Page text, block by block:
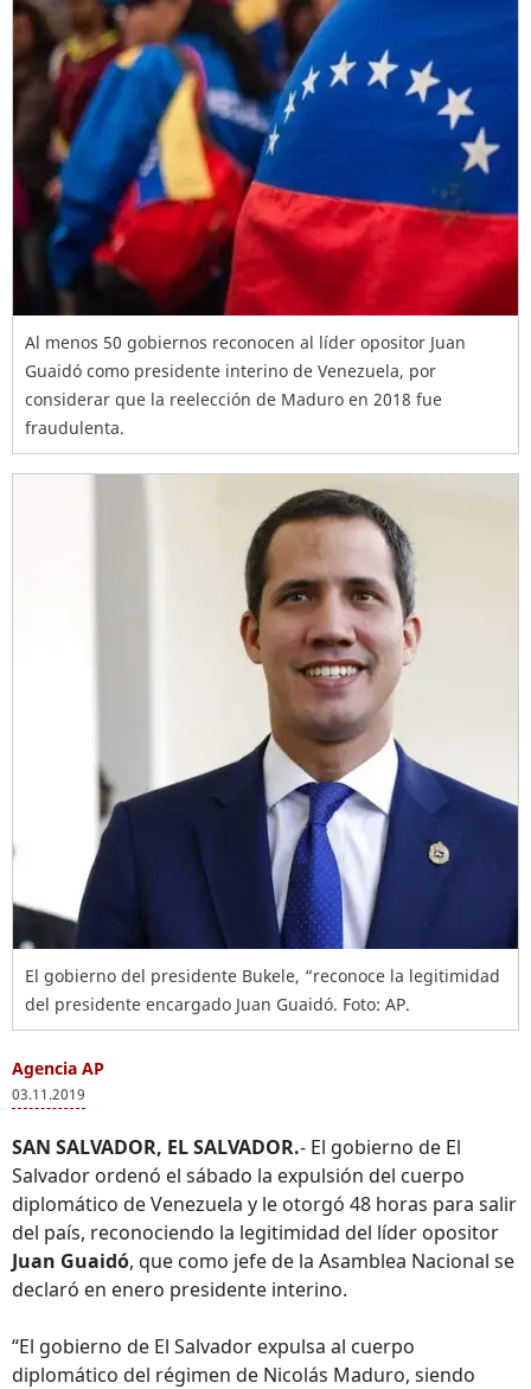
Al menos 50 gobiernos reconocen al líder opositor Juan
Guaidó como presidente interino de Venezuela, por
considerar que la reelección de Maduro en 2018 fue
fraudulenta.
El gobierno del presidente Bukele, “reconoce la legitimidad
del presidente encargado Juan Guaidó. Foto: AP.
Agencia AP
03.11.2019
SAN SALVADOR, EL SALVADOR.- El gobierno de El
Salvador ordenó el sábado la expulsión del cuerpo
diplomático de Venezuela y le otorgó 48 horas para salir
del país, reconociendo la legitimidad del líder opositor
Juan Guaidó, que como jefe de la Asamblea Nacional se
declaró en enero presidente interino.
“El gobierno de El Salvador expulsa al cuerpo
diplomático del régimen de Nicolás Maduro, siendo